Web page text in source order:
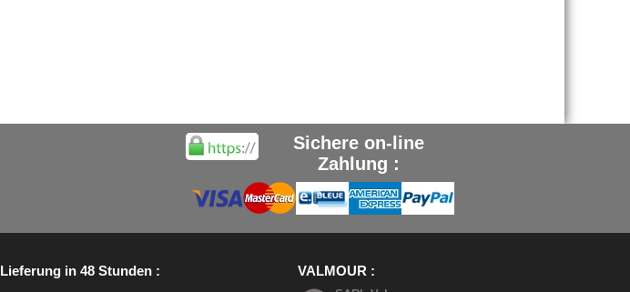
Sichere on-line
Zahlung :
Lieferung in 48 Stunden VALMOUR